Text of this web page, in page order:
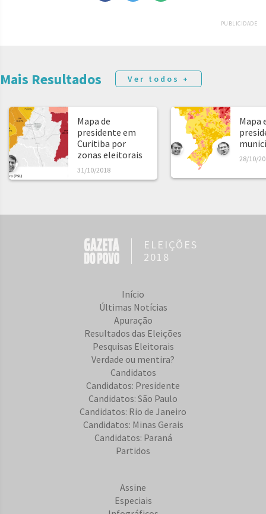
PUBLICIDADE
Mais Resultados Ver todos +
Mapa de
presidente em
Curitiba por
zonas eleitorais
31/10/2018
Mapa
28/10/
ELEIÇÕES
2018
Início
Últimas Notícias
Apuração
Resultados das Eleições
Pesquisas Eleitorais
Verdade ou mentira?
Candidatos
Candidatos: Presidente
Candidatos: São Paulo
Candidatos: Rio de Janeiro
Candidatos: Minas Gerais
Candidatos: Paraná
Partidos
Assine
Especiais